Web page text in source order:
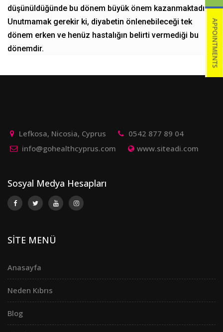
düşünüldüğünde bu dönem büyük önem kazanmaktadır.
Unutmamak gerekir ki, diyabetin önlenebileceği tek
dönem erken ve henüz hastalığın belirti vermediği bu
dönemdir.
Lefkosa, Nicosia, Cyprus
0542 877 89 04
info@gohealthcyprus.com
www.siteadi.com
Sosyal Medya Hesapları
SİTE MENÜ
Anasayfa
Neden Kıbrıs
Blog